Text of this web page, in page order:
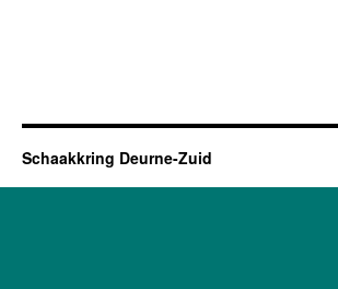
Schaakkring Deurne-Zuid